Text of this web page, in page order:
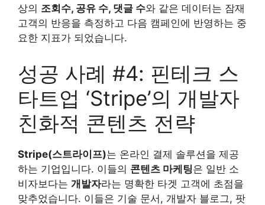
상의 조회수, 공유 수, 댓글 수와 같은 데이터는 잠재
고객의 반응을 측정하고 다음 캠페인에 반영하는 중
요한 지표가 되었습니다.
성공 사례 #4: 핀테크 스
타트업 ‘Stripe’의 개발자
친화적 콘텐츠 전략
Stripe(스트라이프)는 온라인 결제 솔루션을 제공
하는 기업입니다. 이들의 콘텐츠 마케팅은 일반 소
비자보다는 개발자라는 명확한 타겟 고객에 초점을
맞추었습니다. 이들은 기술 문서, 개발자 블로그, 팟